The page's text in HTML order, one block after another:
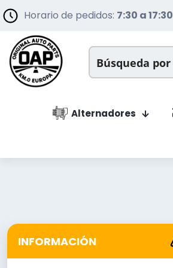
Horario de pedidos: 7:30 a 17:30
Alternadores
INFORMACIÓN